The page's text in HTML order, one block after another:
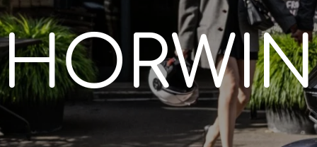
HORWIN